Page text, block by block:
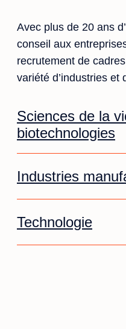
Avec plus de 20 ans
conseil aux
recrutement de
variété d’industries et
Sciences de la
biotechnologies
Industries
Technologie